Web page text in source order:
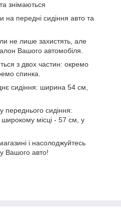
знімаються
на передні сидіння авто та
не лише захистять, але
Вашого автомобіля.
з двох частин: окремо
спинка.
сидіння: ширина 54 см,
переднього сидіння:
місці - 57 см, у
і насолоджуйтесь
Вашого авто!